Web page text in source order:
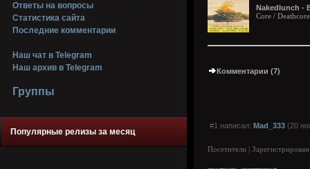
Ответы на вопросы
Статистика сайта
Последние комментарии
Наш чат в Telegram
Наш архив в Telegram
Группы
Популярные релизы за месяц
Nakedlunch -
Core /
Комментарии (7)
#1 написал: Mad_333 (20
Посетители |